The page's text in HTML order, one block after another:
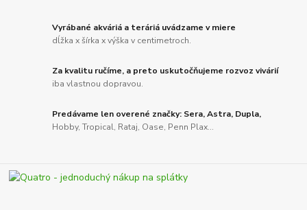
Vyrábané akváriá a teráriá uvádzame v miere
dĺžka x šírka x výška v centimetroch.
Za kvalitu ručíme, a preto uskutočňujeme rozvoz vivárií
iba vlastnou dopravou.
Predávame len overené značky: Sera, Astra, Dupla,
Hobby, Tropical, Rataj, Oase, Penn Plax...